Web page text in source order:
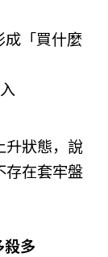
「買什麼
升狀態，說
存在套牢盤
殺多